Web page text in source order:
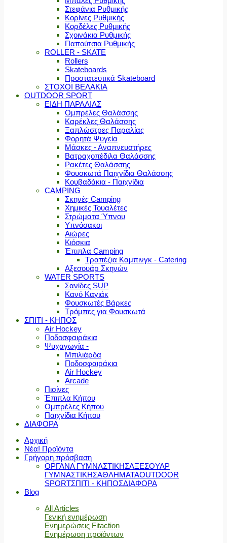
Στεφάνια Ρυθμικής
Κορίνες Ρυθμικής
Κορδέλες Ρυθμικής
Σχοινάκια Ρυθμικής
Παπούτσια Ρυθμικής
ROLLER - SKATE
Rollers
Skateboards
Προστατευτικά Skateboard
ΣΤΟΧΟΙ ΒΕΛΑΚΙΑ
OUTDOOR SPORT
ΕΙΔΗ ΠΑΡΑΛΙΑΣ
Ομπρέλες Θαλάσσης
Καρέκλες Θαλάσσης
Ξαπλώστρες Παραλίας
Φορητά Ψυγεία
Μάσκες - Αναπνευστήρες
Βατραχοπέδιλα Θαλάσσης
Ρακέτες Θαλάσσης
Φουσκωτά Παιχνίδια Θαλάσσης
Κουβαδάκια - Παιχνίδια
CAMPING
Σκηνές Camping
Χημικές Τουαλέτες
Στρώματα Ύπνου
Υπνόσακοι
Αιώρες
Κιόσκια
Έπιπλα Camping
Τραπέζια Καμπινγκ - Catering
Αξεσουάρ Σκηνών
WATER SPORTS
Σανίδες SUP
Κανό Καγιάκ
Φουσκωτές Βάρκες
Τρόμπες για Φουσκωτά
ΣΠΙΤΙ - ΚΗΠΟΣ
Air Hockey
Ποδοσφαιράκια
Ψυχαγωγία -
Μπιλιάρδα
Ποδοσφαιράκια
Air Hockey
Arcade
Πισίνες
Έπιπλα Κήπου
Ομπρέλες Κήπου
Παιχνίδια Κήπου
ΔΙΑΦΟΡΑ
Αρχική
Νέα! Προϊόντα
Γρήγορη πρόσβαση
ΟΡΓΑΝΑ ΓΥΜΝΑΣΤΙΚΗΣΑΞΕΣΟΥΑΡ
ΓΥΜΝΑΣΤΙΚΗΣΑΘΛΗΜΑΤΑOUTDOOR
SPORTΣΠΙΤΙ - ΚΗΠΟΣΔΙΑΦΟΡΑ
Blog
All Articles
Γενική ενημέρωση
Ενημερώσεις Fitaction
Ενημέρωση προϊόντων